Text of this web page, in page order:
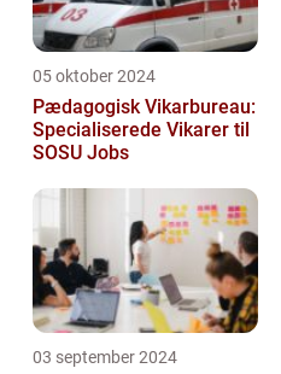
05 oktober 2024
Pædagogisk Vikarbureau:
Specialiserede Vikarer til
SOSU Jobs
03 september 2024